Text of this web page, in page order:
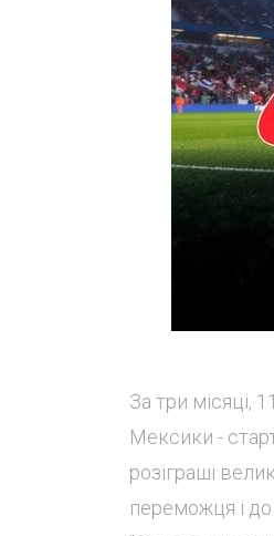
За три місяці,
Мексики -
розіграші
переможця і